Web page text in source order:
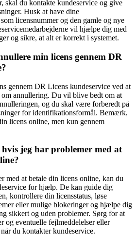
skal du kontakte kundeservice og give
Husk at have dine
licensnummer og den gamle og nye
vil hjælpe dig med
og sikre, at alt er korrekt i systemet.
min licens gennem DR
gennem DR Licens kundeservice ved at
om annullering. Du vil blive bedt om at
og du skal være forberedt på
for identifikationsformål. Bemærk,
licens online, men kun gennem
jeg har problemer med at
med at betale din licens online, kan du
for hjælp. De kan guide dig
kontrollere din licensstatus, løse
eller mulige blokeringer og hjælpe dig
sikkert og uden problemer. Sørg for at
og eventuelle fejlmeddelelser eller
du kontakter kundeservice.